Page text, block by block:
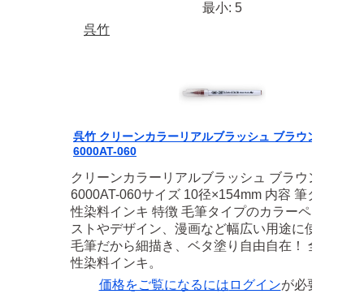
最小: 5
呉竹
呉竹 クリーンカラーリアルブラッシュ ブラウン RB-
6000AT-060
クリーンカラーリアルブラッシュ ブラウン RB-
6000AT-060サイズ 10径×154mm 内容 筆タイプ 水
性染料インキ 特徴 毛筆タイプのカラーペン。 イ
ストやデザイン、漫画など幅広い用途に使えます
毛筆だから細描き、ベタ塗り自由自在！ 全48色水
性染料インキ。
価格をご覧になるには ログインが必要です